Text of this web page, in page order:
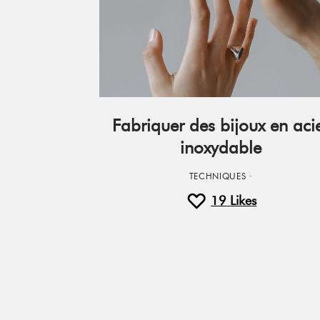
Fabriquer des bijoux en
inoxydable
TECHNIQUES ·
19 Likes